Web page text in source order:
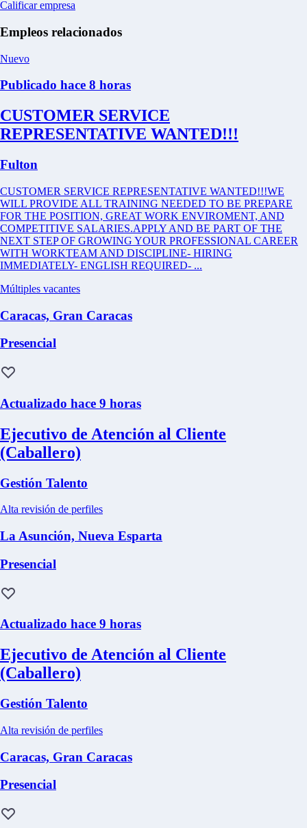
Calificar empresa
Empleos relacionados
Nuevo
Publicado hace 8 horas
CUSTOMER SERVICE
REPRESENTATIVE WANTED!!!
Fulton
CUSTOMER SERVICE REPRESENTATIVE WANTED!!!WE
WILL PROVIDE ALL TRAINING NEEDED TO BE PREPARE
FOR THE POSITION, GREAT WORK ENVIROMENT, AND
COMPETITIVE SALARIES.APPLY AND BE PART OF THE
NEXT STEP OF GROWING YOUR PROFESSIONAL CAREER
WITH WORKTEAM AND DISCIPLINE- HIRING
IMMEDIATELY- ENGLISH REQUIRED- ...
Múltiples vacantes
Caracas, Gran Caracas
Presencial
Actualizado hace 9 horas
Ejecutivo de Atención al Cliente
(Caballero)
Gestión Talento
Alta revisión de perfiles
La Asunción, Nueva Esparta
Presencial
Actualizado hace 9 horas
Ejecutivo de Atención al Cliente
(Caballero)
Gestión Talento
Alta revisión de perfiles
Caracas, Gran Caracas
Presencial